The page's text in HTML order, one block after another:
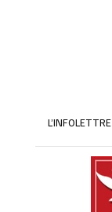
L’INFOLETTRE